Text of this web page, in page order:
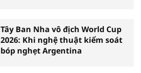
Tây Ban Nha vô địch World Cup
2026: Khi nghệ thuật kiểm soát
bóp nghẹt Argentina